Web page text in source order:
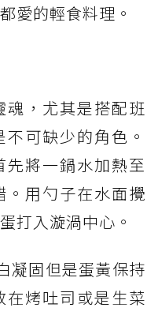
愛的輕食料理。
魂，尤其是搭配班
可缺少的角色。
將一鍋水加熱至
。用勺子在水面攪
打入漩渦中心。
凝固但是蛋黃保持
在烤吐司或是生菜